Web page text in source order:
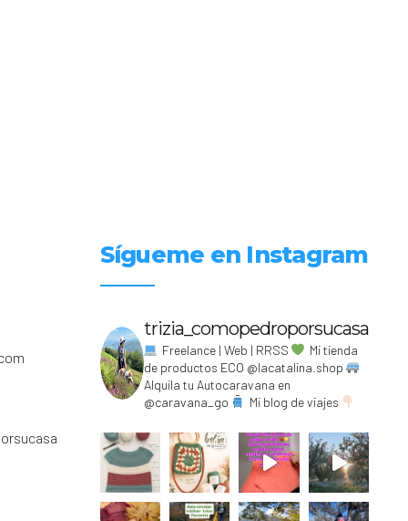
Sígueme en Instagram
trizia_comopedroporsucasa
Freelance | Web | RRSS
Mi tienda
de productos ECO @lacatalina.shop
Alquila tu Autocaravana en
@caravana_go
Mi blog de viajes